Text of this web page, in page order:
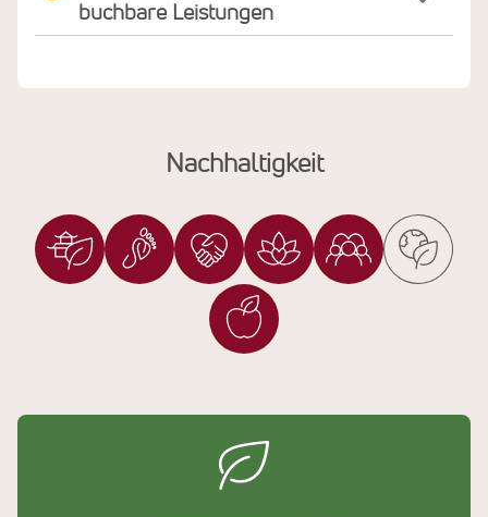
Nachhaltigkeit
buchbare Leistungen